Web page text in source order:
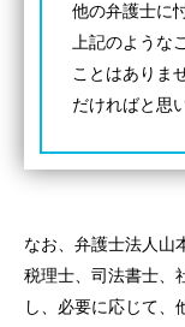
他の弁護士に
上記のような
ことはありま
だければと思
なお、弁護士法人山
税理士、司法書士、
し、必要に応じて、